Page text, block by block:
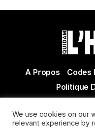
A Propos Codes
Politique
Actualité Agen -
We use cookies on our
relevant experience by